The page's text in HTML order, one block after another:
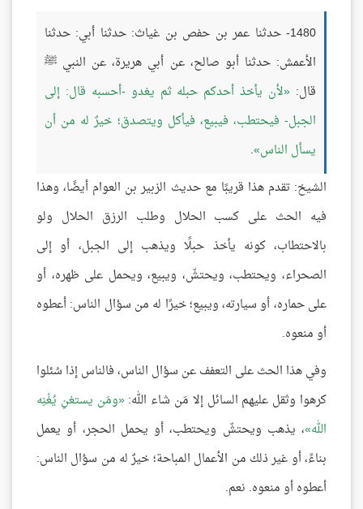
1480- حدثنا عمر بن حفص بن غياث: حدثنا أبي: حدثنا
الأعمش: حدثنا أبو صالح، عن أبي هريرة، عن النبي ﷺ
قال: لأن يأخذ أحدكم حبله ثم يغدو -أحسبه قال: إلى
الجبل- فيحتطب، فيبيع، فيأكل ويتصدق؛ خيرٌ له من أن
يسأل الناس .
الشيخ: تقدم هذا قريبًا مع حديث الزبير بن العوام أيضًا، وهذا
فيه الحث على كسب الحلال وطلب الرزق الحلال ولو
بالاحتطاب، كونه يأخذ حبلًا ويذهب إلى الجبل، أو إلى
الصحراء، ويحتطب، ويحتشّ، ويبيع، ويحمل على ظهره، أو
على حماره، أو سيارته، ويبيع؛ خيرًا له من سؤال الناس: أعطوه
أو منعوه.
وفي هذا الحث على التعفف عن سؤال الناس، فالناس إذا سُئلوا
كرهوا وثقل عليهم السائل إلا مَن شاء الله: ومَن يستغنِ يُغْنِه
الله ، يذهب ويحتشّ ويحتطب، أو يحمل الحجر، أو يعمل
بناءً، أو غير ذلك من الأعمال المباحة؛ خيرٌ له من سؤال الناس:
أعطوه أو منعوه. نعم.